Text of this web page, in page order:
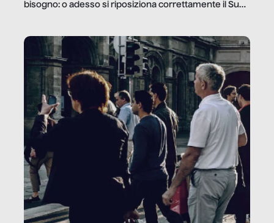
bisogno: o adesso si riposiziona correttamente il Sud